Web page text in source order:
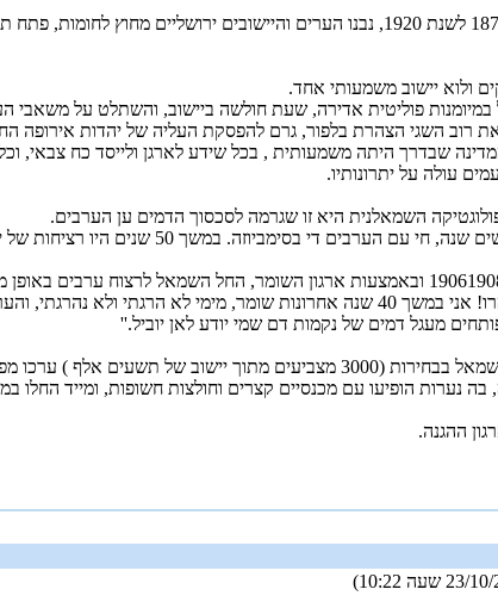
במשך 50 השנים משנת 1870 לשנת 1920, נבנו הערים והיישובים
רוב השגי הצהרת בלפור, גרם להפסקת העליה של יהדות אירופה
שבדרך היתה משמעותית , בכל שידע לארגן ולייסד כח צבאי,
עולה על יתרונותיו.
השמאלנית היא זו שגרמה לסכסוך הדמים ען הערבים.
במשך 50 שנים היו רציחות של יהודים אולם ניתן למנותם על יד אחת וגם אלה יותר סכסוכי שכנים או שוד.
עם הגעת אנשי השמאל-‏19061908 ובאמצעות ארגון השומר, החל השמאל
והערבים מכבדים אותי עד מאוד.
מעגל דמים של נקמות דם שמי יודע לאן יוביל.''
הופיעו עם מכנסיים קצרים וחולצות חשופות, ומייד החלו במאורעות- פרעות 1920.
ההגנה.